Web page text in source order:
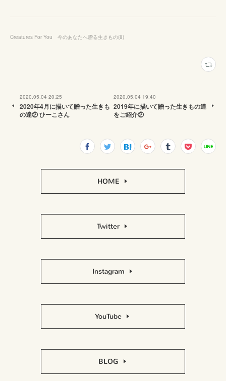
Creatures For You 今のあなたへ贈る生きもの(8)
2020.05.04 20:25
2020年4月に描いて贈った生きも
の達② ひーこさん
2020.05.04 19:40
2019年に描いて贈った生きもの達
をご紹介②
HOME
Twitter
Instagram
YouTube
BLOG